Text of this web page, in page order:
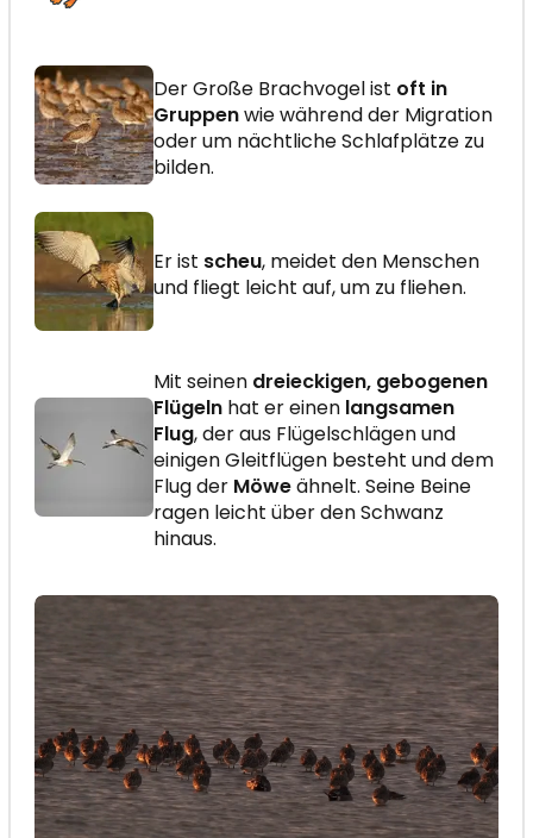
Der Große Brachvogel ist oft in
Gruppenwie während der Migration
oder um nächtliche Schlafplätze zu
bilden.
Er ist scheu, meidet den Menschen
und fliegt leicht auf, um zu fliehen.
Mit seinen dreieckigen, gebogenen
Flügeln hat er einen langsamen
Flug, der aus Flügelschlägen und
einigen Gleitflügen besteht und dem
Flug der Möweähnelt. Seine Beine
ragen leicht über den Schwanz
hinaus.